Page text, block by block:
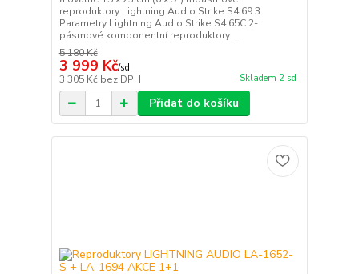
reproduktory Lightning Audio Strike S4.69.3.
Parametry Lightning Audio Strike S4.65C 2-
pásmové komponentní reproduktory ...
5 180 Kč
3 999 Kč/sd
3 305 Kč bez DPH Skladem 2 sd
Přidat do košíku